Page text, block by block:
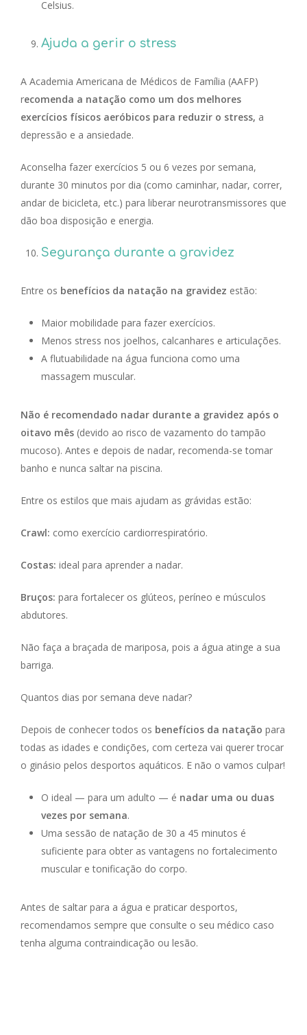
Celsius.
Ajuda a gerir o stress
A Academia Americana de Médicos de Família (AAFP)
recomenda a natação como um dos melhores
exercícios físicos aeróbicos para reduzir o stress, a
depressão e a ansiedade.
Aconselha fazer exercícios 5 ou 6 vezes por semana,
durante 30 minutos por dia (como caminhar, nadar, correr,
andar de bicicleta, etc.) para liberar neurotransmissores que
dão boa disposição e energia.
Segurança durante a gravidez
Entre os benefícios da natação na gravidez estão:
Maior mobilidade para fazer exercícios.
Menos stress nos joelhos, calcanhares e articulações.
A flutuabilidade na água funciona como uma
massagem muscular.
Não é recomendado nadar durante a gravidez após o
oitavo mês (devido ao risco de vazamento do tampão
mucoso). Antes e depois de nadar, recomenda-se tomar
banho e nunca saltar na piscina.
Entre os estilos que mais ajudam as grávidas estão:
Crawl: como exercício cardiorrespiratório.
Costas: ideal para aprender a nadar.
Bruços: para fortalecer os glúteos, períneo e músculos
abdutores.
Não faça a braçada de mariposa, pois a água atinge a sua
barriga.
Quantos dias por semana deve nadar?
Depois de conhecer todos os benefícios da natação para
todas as idades e condições, com certeza vai querer trocar
o ginásio pelos desportos aquáticos. E não o vamos culpar!
O ideal — para um adulto — é nadar uma ou duas
vezes por semana.
Uma sessão de natação de 30 a 45 minutos é
suficiente para obter as vantagens no fortalecimento
muscular e tonificação do corpo.
Antes de saltar para a água e praticar desportos,
recomendamos sempre que consulte o seu médico caso
tenha alguma contraindicação ou lesão.